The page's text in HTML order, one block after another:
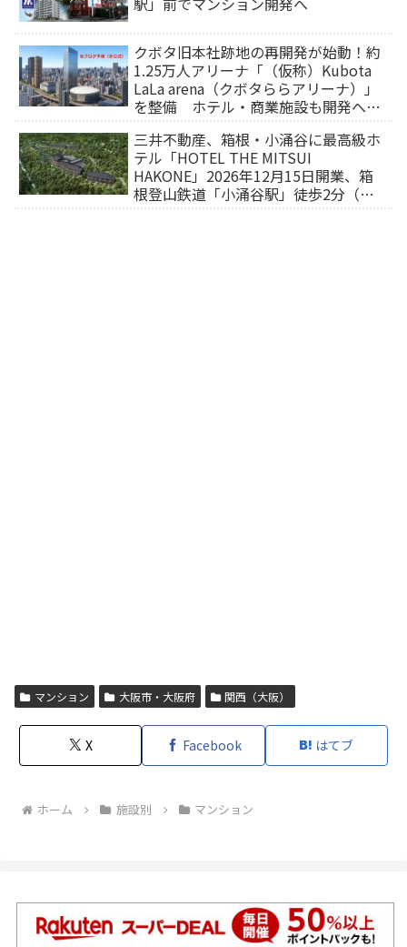
クボタ旧本社跡地の再開発が始動！約
1.25万人アリーナ「（仮称）Kubota
LaLa arena（クボタららアリーナ）」
を整備 ホテル・商業施設も開発へ
三井不動産、箱根・小涌谷に最高級ホ
テル「HOTEL THE MITSUI
HAKONE」2026年12月15日開業、箱
根登山鉄道「小涌谷駅」徒歩2分（旅
マンション 大阪市・大阪府 関西（大阪）
X Facebook はてブ
ホーム 施設別 マンション